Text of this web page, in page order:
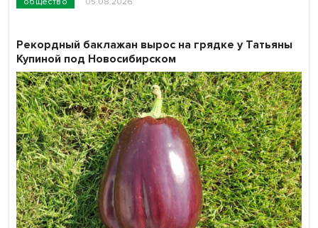
Рекордный баклажан вырос на грядке у Татьяны
Купиной под Новосибирском